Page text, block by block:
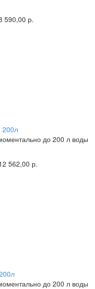
590,00 р.
200л
до 200 л воды
562,00 р.
до 200 л воды